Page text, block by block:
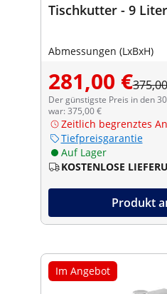
Tischkutter - 9 Liter
Abmessungen (LxBxH)
281,00 €
Der günstigste Preis in den
war: 375,00 €
Zeitlich begrenztes
Tiefpreisgarantie
Auf Lager
KOSTENLOSE
Produkt
Im Angebot